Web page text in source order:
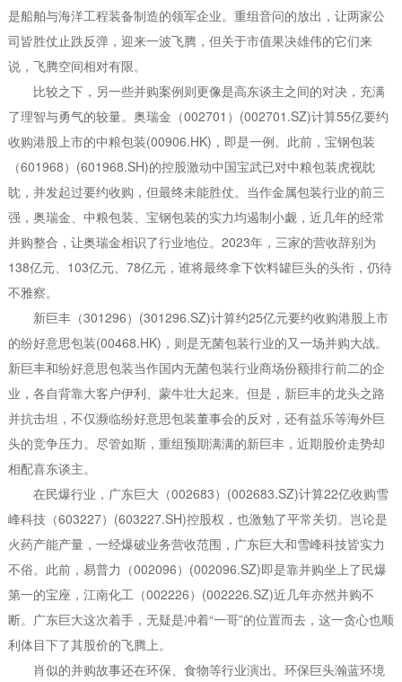
是船舶与海洋工程装备制造的领军企业。重组音问的放出，让两家公
司皆胜仗止跌反弹，迎来一波飞腾，但关于市值果决雄伟的它们来
说，飞腾空间相对有限。
比较之下，另一些并购案例则更像是高东谈主之间的对决，充满
了理智与勇气的较量。奥瑞金（002701）(002701.SZ)计算55亿要约
收购港股上市的中粮包装(00906.HK)，即是一例。此前，宝钢包装
（601968）(601968.SH)的控股激动中国宝武已对中粮包装虎视眈
眈，并发起过要约收购，但最终未能胜仗。当作金属包装行业的前三
强，奥瑞金、中粮包装、宝钢包装的实力均遏制小觑，近几年的经常
并购整合，让奥瑞金相识了行业地位。2023年，三家的营收辞别为
138亿元、103亿元、78亿元，谁将最终拿下饮料罐巨头的头衔，仍待
不雅察。
新巨丰（301296）(301296.SZ)计算约25亿元要约收购港股上市
的纷好意思包装(00468.HK)，则是无菌包装行业的又一场并购大战。
新巨丰和纷好意思包装当作国内无菌包装行业商场份额排行前二的企
业，各自背靠大客户伊利、蒙牛壮大起来。但是，新巨丰的龙头之路
并抗击坦，不仅濒临纷好意思包装董事会的反对，还有益乐等海外巨
头的竞争压力。尽管如斯，重组预期满满的新巨丰，近期股价走势却
相配喜东谈主。
在民爆行业，广东巨大（002683）(002683.SZ)计算22亿收购雪
峰科技（603227）(603227.SH)控股权，也激勉了平常关切。岂论是
火药产能产量，一经爆破业务营收范围，广东巨大和雪峰科技皆实力
不俗。此前，易普力（002096）(002096.SZ)即是靠并购坐上了民爆
第一的宝座，江南化工（002226）(002226.SZ)近几年亦然并购不
断。广东巨大这次着手，无疑是冲着“一哥”的位置而去，这一贪心也顺
利体目下了其股价的飞腾上。
肖似的并购故事还在环保、食物等行业演出。环保巨头瀚蓝环境